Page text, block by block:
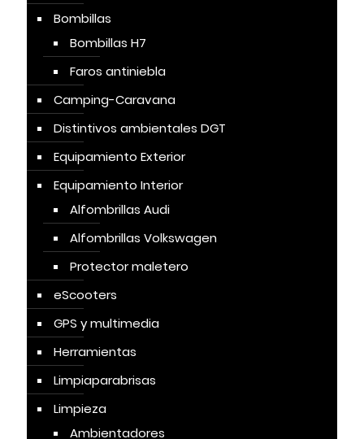
Bombillas
Bombillas H7
Faros antiniebla
Camping-Caravana
Distintivos ambientales DGT
Equipamiento Exterior
Equipamiento Interior
Alfombrillas Audi
Alfombrillas Volkswagen
Protector maletero
eScooters
GPS y multimedia
Herramientas
Limpiaparabrisas
Limpieza
Ambientadores